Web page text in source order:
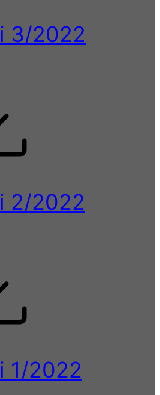
3/2022
2/2022
1/2022